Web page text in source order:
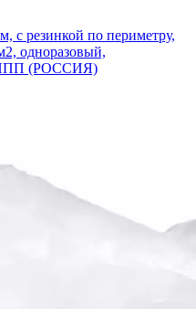
с резинкой по периметру,
одноразовый,
НПП (РОССИЯ)